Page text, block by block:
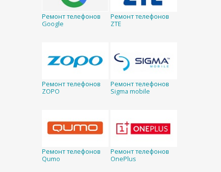
Ремонт телефонов
Google
Ремонт телефонов
ZTE
Ремонт телефонов
ZOPO
Ремонт телефонов
Sigma mobile
Ремонт телефонов
Qumo
Ремонт телефонов
OnePlus